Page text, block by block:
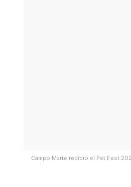
Campo Marte recibió el Pet Fest